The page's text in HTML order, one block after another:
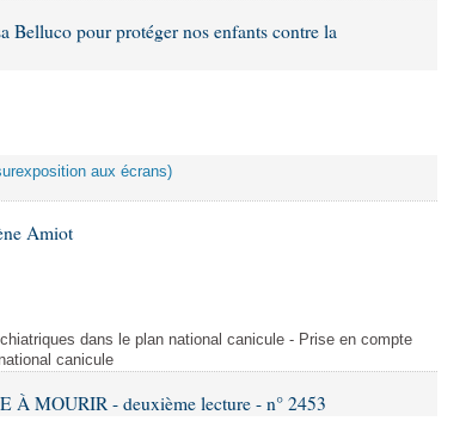
pour protéger nos enfants contre la
aux écrans)
Amiot
dans le plan national canicule - Prise en compte
canicule
À MOURIR - deuxième lecture - n° 2453